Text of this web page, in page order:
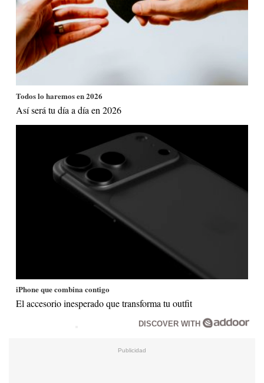
Todos lo haremos en 2026
Así será tu día a día en 2026
iPhone que combina contigo
El accesorio inesperado que transforma tu outfit
DISCOVER WITH